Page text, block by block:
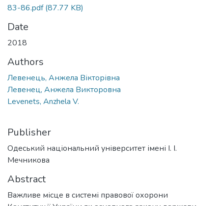
83-86.pdf(87.77 KB)
Date
2018
Authors
Левенець, Анжела Вікторівна
Левенец, Анжела Викторовна
Levenets, Anzhela V.
Publisher
Одеський національний університет імені І. І.
Мечникова
Abstract
Важливе місце в системі правової охорони